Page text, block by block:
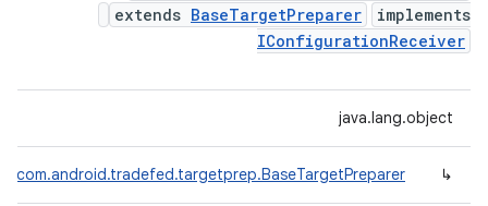
extends BaseTargetPreparer
implements
IConfigurationReceiver
java.lang.object
↳
com.android.tradefed.targetprep.BaseTargetPreparer